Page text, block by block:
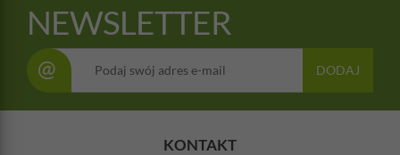
NEWSLETTER
@ DODAJ
KONTAKT